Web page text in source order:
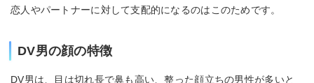
恋人やパートナーに対して支配的になるのはこのためです。
DV男の顔の特徴
DV男は、目は切れ長で鼻も高い、整った顔立ちの男性が多いと